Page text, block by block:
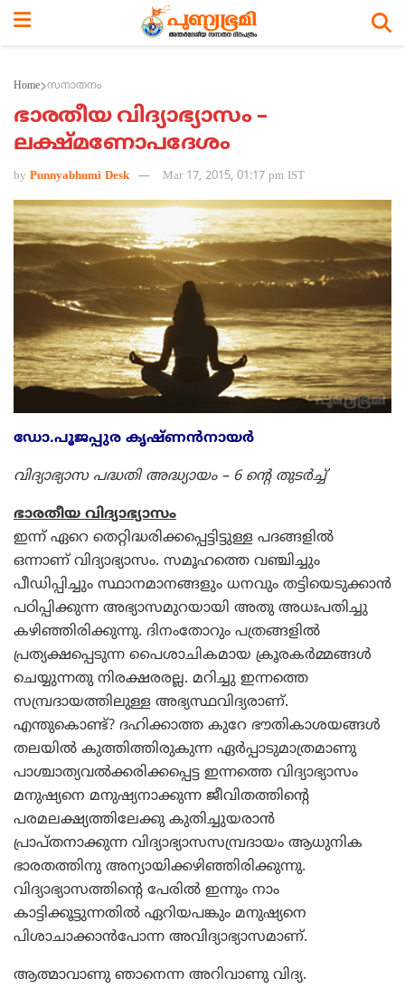
Home സനാതനം
ഭാരതീയ വിദ്യാഭ്യാസം –
ലക്ഷ്മണോപദേശം
by Punnyabhumi Desk Mar 17, 2015, 01:17 pm IST
ഡോ.പൂജപ്പുര കൃഷ്ണന്‍നായര്‍
വിദ്യാഭ്യാസ പദ്ധതി അദ്ധ്യായം – 6 ന്റെ തുടര്‍ച്ച്
ഭാരതീയ വിദ്യാഭ്യാസം
ഇന്ന് ഏറെ തെറ്റിദ്ധരിക്കപ്പെട്ടിട്ടുള്ള പദങ്ങളില്‍
ഒന്നാണ് വിദ്യാഭ്യാസം. സമൂഹത്തെ വഞ്ചിച്ചും
പീഡിപ്പിച്ചും സ്ഥാനമാനങ്ങളും ധനവും തട്ടിയെടുക്കാന്‍
പഠിപ്പിക്കുന്ന അഭ്യാസമുറയായി അതു അധഃപതിച്ചു
കഴിഞ്ഞിരിക്കുന്നു. ദിനംതോറും പത്രങ്ങളില്‍
പ്രത്യക്ഷപ്പെടുന്ന പൈശാചികമായ ക്രൂരകര്‍മ്മങ്ങള്‍
ചെയ്യുന്നതു നിരക്ഷരരല്ല. മറിച്ചു ഇന്നത്തെ
സമ്പ്രദായത്തിലുള്ള അഭ്യസ്ഥവിദ്യരാണ്.
എന്തുകൊണ്ട്? ദഹിക്കാത്ത കുറേ ഭൗതികാശയങ്ങള്‍
തലയില്‍ കുത്തിത്തിരുകുന്ന ഏര്‍പ്പാടുമാത്രമാണു
പാശ്ചാത്യവല്‍ക്കരിക്കപ്പെട്ട ഇന്നത്തെ വിദ്യാഭ്യാസം
മനുഷ്യനെ മനുഷ്യനാക്കുന്ന ജീവിതത്തിന്റെ
പരമലക്ഷ്യത്തിലേക്കു കുതിച്ചുയരാന്‍
പ്രാപ്തനാക്കുന്ന വിദ്യാഭ്യാസസമ്പ്രദായം ആധുനിക
ഭാരതത്തിനു അന്യായിക്കഴിഞ്ഞിരിക്കുന്നു.
വിദ്യാഭ്യാസത്തിന്റെ പേരില്‍ ഇന്നും നാം
കാട്ടിക്കൂട്ടുന്നതില്‍ ഏറിയപങ്കും മനുഷ്യനെ
പിശാചാക്കാന്‍പോന്ന അവിദ്യാഭ്യാസമാണ്.
ആത്മാവാണു ഞാനെന്ന അറിവാണു വിദ്യ.